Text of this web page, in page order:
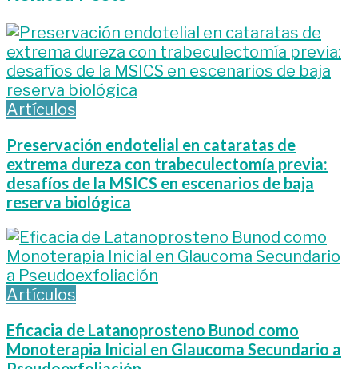
Artículos
Preservación endotelial en cataratas de
extrema dureza con trabeculectomía previa:
desafíos de la MSICS en escenarios de baja
reserva biológica
Artículos
Eficacia de Latanoprosteno Bunod como
Monoterapia Inicial en Glaucoma Secundario a